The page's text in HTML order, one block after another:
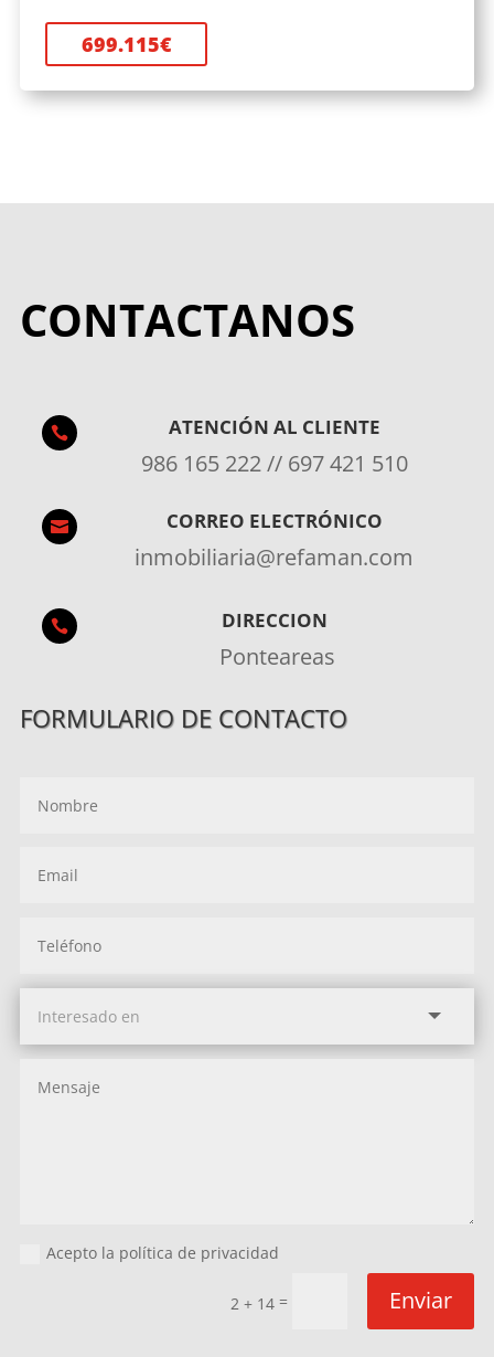
699.115€
CONTACTANOS
 ATENCIÓN AL CLIENTE
986 165 222 // 697 421 510
 CORREO ELECTRÓNICO
inmobiliaria@refaman.com
 DIRECCION
Ponteareas
FORMULARIO DE CONTACTO
Acepto la política de privacidad
2 + 14 = Enviar